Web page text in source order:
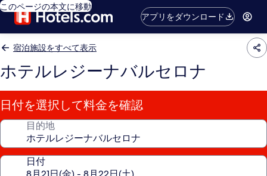
このページの本文に移動
アプリをダウンロード
宿泊施設をすべて表示
ホテルレジーナバルセロナ
日付を選択して料金を確認
目的地
日付